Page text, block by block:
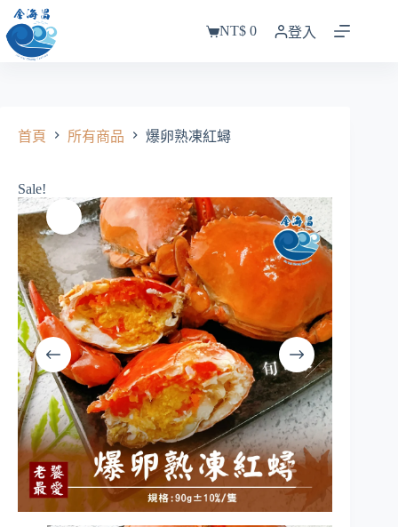
至
主
購
NT$ 0 登入
首頁 所有商品 爆卵熟凍紅蟳
Sale!